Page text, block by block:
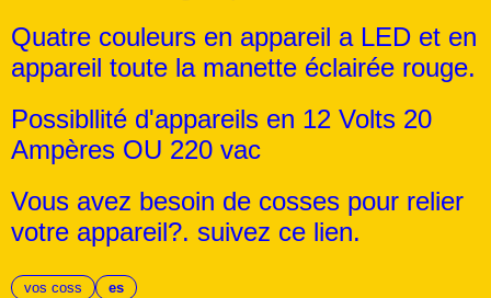
Quatre couleurs en appareil a LED et en
appareil toute la manette éclairée rouge.
Possibllité d'appareils en 12 Volts 20
Ampères OU 220 vac
Vous avez besoin de cosses pour relier
votre appareil?. suivez ce lien.
vos coss es